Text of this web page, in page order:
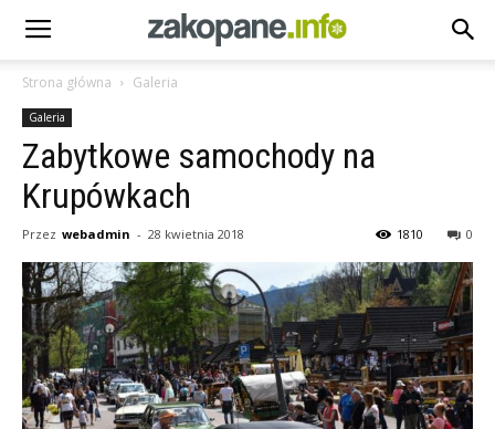
Strona główna Galeria
Galeria
Zabytkowe samochody na
Krupówkach
Przez webadmin - 28 kwietnia 2018 0
1810